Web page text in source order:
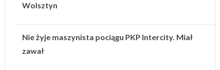
Wolsztyn
Nie żyje maszynista pociągu PKP Intercity. Miał
zawał